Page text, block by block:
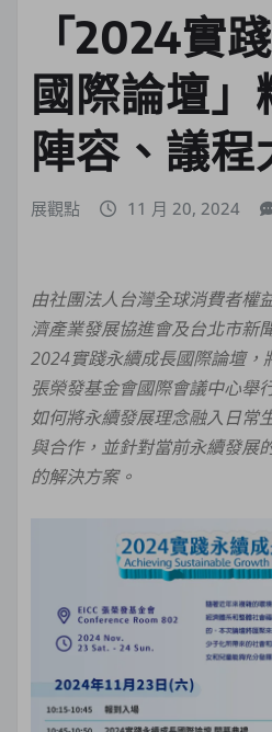
「2024實
國際論壇」
陣容、議程
展觀點 11 月 20, 2024
由社團法人台灣全球消費者權
濟產業發展協進會及台北市新
2024實踐永續成長國際論壇，
張榮發基金會國際會議中心舉
如何將永續發展理念融入日常
與合作，並針對當前永續發展
的解決方案。